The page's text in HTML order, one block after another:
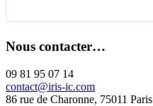
Nous contacter…
09 81 95 07 14
contact@iris-ic.com
86 rue de Charonne, 75011 Paris